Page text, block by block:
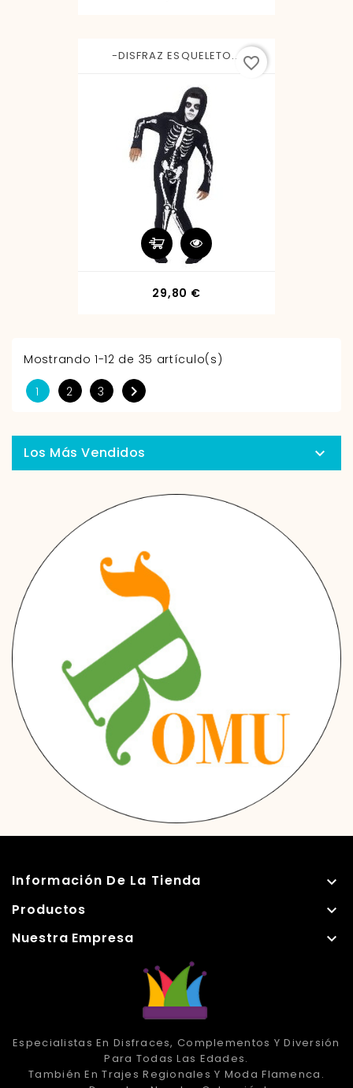
-DISFRAZ ESQUELETO...
29,80 €
favorite_border
Mostrando 1-12 de 35 artículo(s)
1 2 3 
Los Más Vendidos 
Información De La Tienda 
Productos 
Nuestra Empresa 
Especialistas En Disfraces, Complementos Y Diversión
Para Todas Las Edades.
También En Trajes Regionales Y Moda Flamenca.